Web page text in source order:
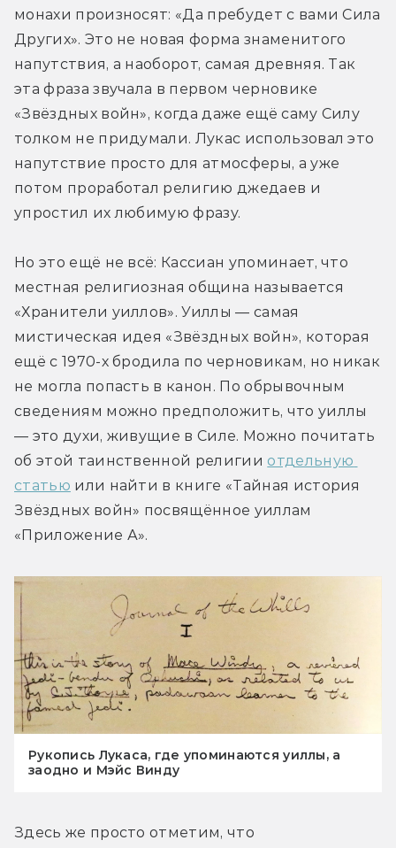
монахи произносят: «Да пребудет с вами Сила
Других». Это не новая форма знаменитого
напутствия, а наоборот, самая древняя. Так
эта фраза звучала в первом черновике
«Звёздных войн», когда даже ещё саму Силу
толком не придумали. Лукас использовал это
напутствие просто для атмосферы, а уже
потом проработал религию джедаев и
упростил их любимую фразу.
Но это ещё не всё: Кассиан упоминает, что
местная религиозная община называется
«Хранители уиллов». Уиллы — самая
мистическая идея «Звёздных войн», которая
ещё с 1970-х бродила по черновикам, но никак
не могла попасть в канон. По обрывочным
сведениям можно предположить, что уиллы
— это духи, живущие в Силе. Можно почитать
об этой таинственной религии отдельную
статью или найти в книге «Тайная история
Звёздных войн» посвящённое уиллам
«Приложение А».
Рукопись Лукаса, где упоминаются уиллы, а
заодно и Мэйс Винду
Здесь же просто отметим, что